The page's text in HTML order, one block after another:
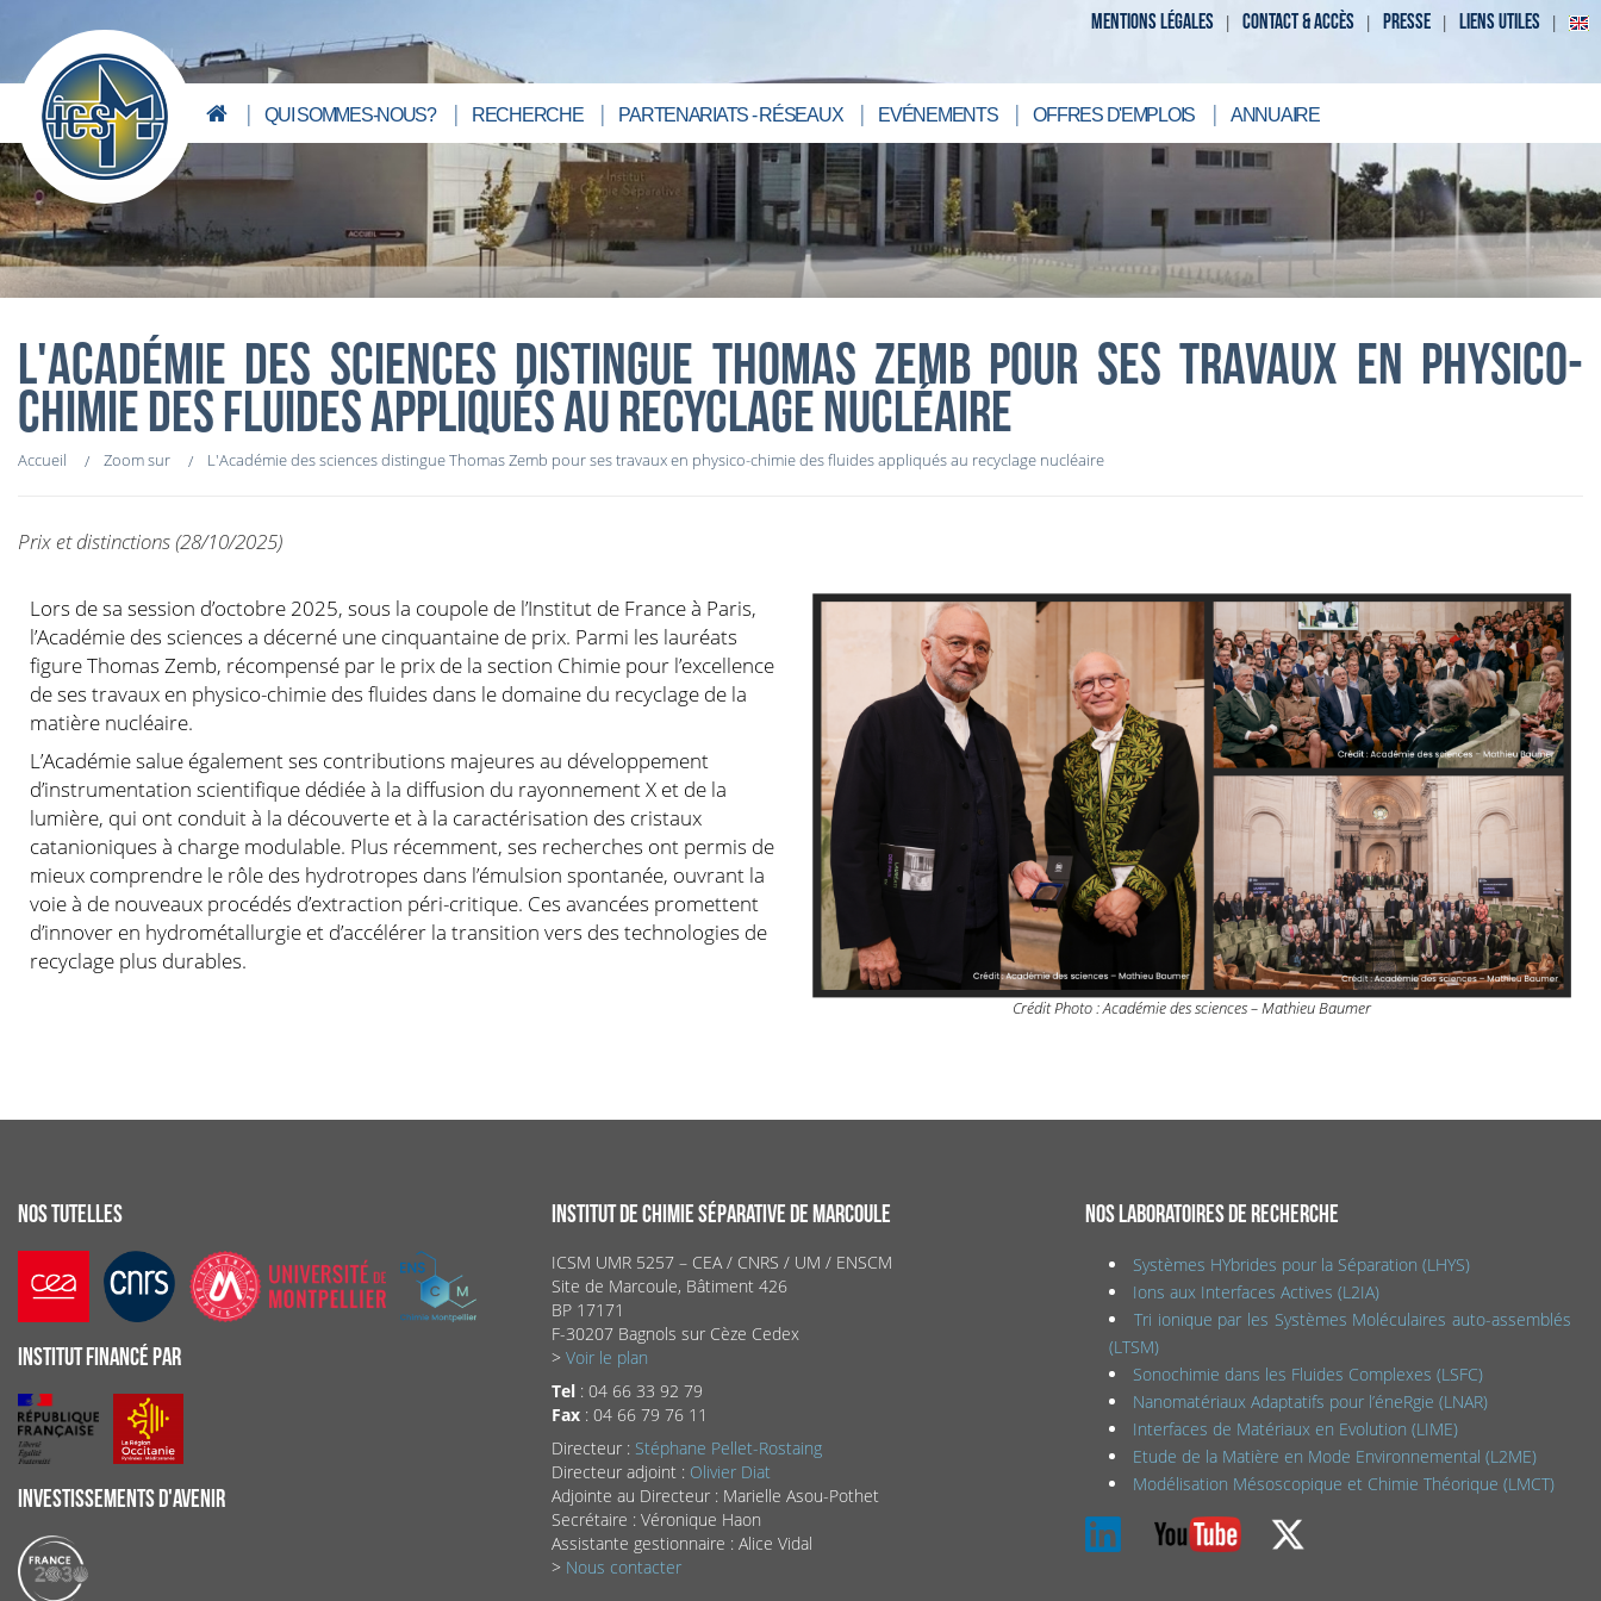
MENTIONS LÉGALES CONTACT & ACCÈS PRESSE LIENS UTILES
QUI SOMMES-NOUS? RECHERCHE PARTENARIATS - RÉSEAUX EVÉNEMENTS OFFRES D'EMPLOIS ANNUAIRE
L'ACADÉMIE DES SCIENCES DISTINGUE THOMAS ZEMB POUR SES TRAVAUX EN PHYSICO-
CHIMIE DES FLUIDES APPLIQUÉS AU RECYCLAGE NUCLÉAIRE
Accueil Zoom sur L'Académie des sciences distingue Thomas Zemb pour ses travaux en physico-chimie des fluides appliqués au recyclage nucléaire
Prix et distinctions(28/10/2025)
Lors de sa session d’octobre 2025, sous la coupole de l’Institut de France à Paris,
l’Académie des sciences a décerné une cinquantaine de prix. Parmi les lauréats
figure Thomas Zemb, récompensé par le prix de la section Chimie pour l’excellence
de ses travaux en physico-chimie des fluides dans le domaine du recyclage de la
matière nucléaire.
L’Académie salue également ses contributions majeures au développement
d’instrumentation scientifique dédiée à la diffusion du rayonnement X et de la
lumière, qui ont conduit à la découverte et à la caractérisation des cristaux
catanioniques à charge modulable. Plus récemment, ses recherches ont permis de
mieux comprendre le rôle des hydrotropes dans l’émulsion spontanée, ouvrant la
voie à de nouveaux procédés d’extraction péri-critique. Ces avancées promettent
d’innover en hydrométallurgie et d’accélérer la transition vers des technologies de
recyclage plus durables.
Crédit Photo : Académie des sciences – Mathieu Baumer
NOS TUTELLES
INSTITUT FINANCÉ PAR
INVESTISSEMENTS D'AVENIR
INSTITUT DE CHIMIE SÉPARATIVE DE MARCOULE
ICSM UMR 5257 – CEA / CNRS / UM / ENSCM
Site de Marcoule, Bâtiment 426
BP 17171
F-30207 Bagnols sur Cèze Cedex
> Voir le plan
Tel: 04 66 33 92 79
Fax: 04 66 79 76 11
Directeur : Stéphane Pellet-Rostaing
Directeur adjoint : Olivier Diat
Adjointe au Directeur : Marielle Asou-Pothet
Secrétaire : Véronique Haon
Assistante gestionnaire : Alice Vidal
> Nous contacter
NOS LABORATOIRES DE RECHERCHE
Systèmes HYbrides pour la Séparation (LHYS)
Ions aux Interfaces Actives (L2IA)
Tri ionique par les Systèmes Moléculaires auto-assemblés
(LTSM)
Sonochimie dans les Fluides Complexes (LSFC)
Nanomatériaux Adaptatifs pour l’éneRgie (LNAR)
Interfaces de Matériaux en Evolution (LIME)
Etude de la Matière en Mode Environnemental (L2ME)
Modélisation Mésoscopique et Chimie Théorique (LMCT)